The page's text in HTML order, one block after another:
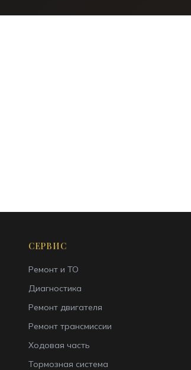
СЕРВИС
Ремонт и ТО
Диагностика
Ремонт двигателя
Ремонт трансмиссии
Ходовая часть
Тормозная система